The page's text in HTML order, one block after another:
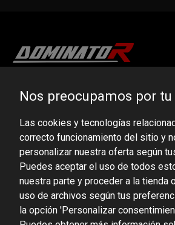
DOMINATOR GROUP Sp. z o.o.
VAT ID No.: 6521751083
dominator@dominator.pl
© Copyright 2022 | Dominator Group Sp. z o. o.
Nos preocupamos por
Las cookies y tecnologías
correcto funcionamiento del sitio y
personalizar nuestra oferta según
Puedes aceptar el uso de todos
nuestra parte y proceder a la tienda
uso de archivos según tus
la opción 'Personalizar